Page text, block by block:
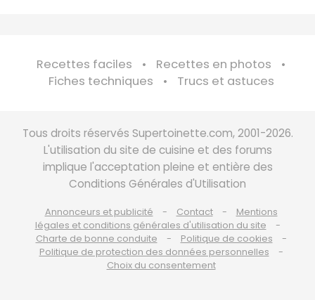
Recettes faciles
Recettes en photos
Fiches techniques
Trucs et astuces
Tous droits réservés Supertoinette.com, 2001-2026.
L'utilisation du site de cuisine et des forums
implique l'acceptation pleine et entière des
Conditions Générales d'Utilisation
Annonceurs et publicité Contact
Mentions
légales et conditions générales d'utilisation du site
Charte de bonne conduite
Politique de cookies
Politique de protection des données personnelles
Choix du consentement